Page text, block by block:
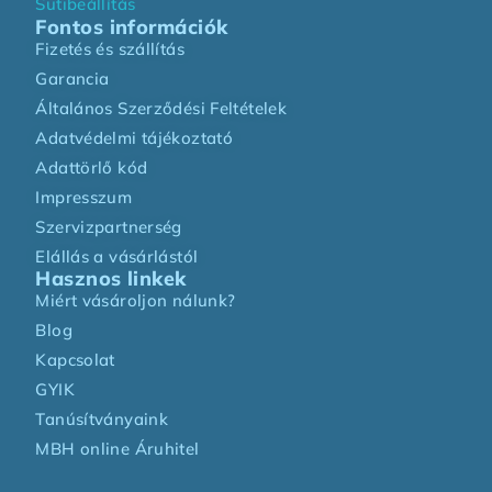
Fontos információk
Fizetés és szállítás
Garancia
Általános Szerződési Feltételek
Adatvédelmi tájékoztató
Adattörlő kód
Impresszum
Szervizpartnerség
Elállás a vásárlástól
Hasznos linkek
Miért vásároljon nálunk?
Blog
Kapcsolat
GYIK
Tanúsítványaink
MBH online Áruhitel